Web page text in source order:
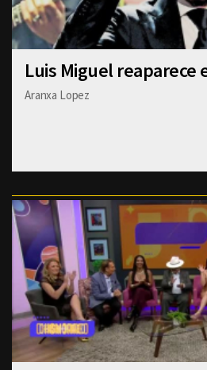
Luis Miguel reaparece
Aranxa Lopez